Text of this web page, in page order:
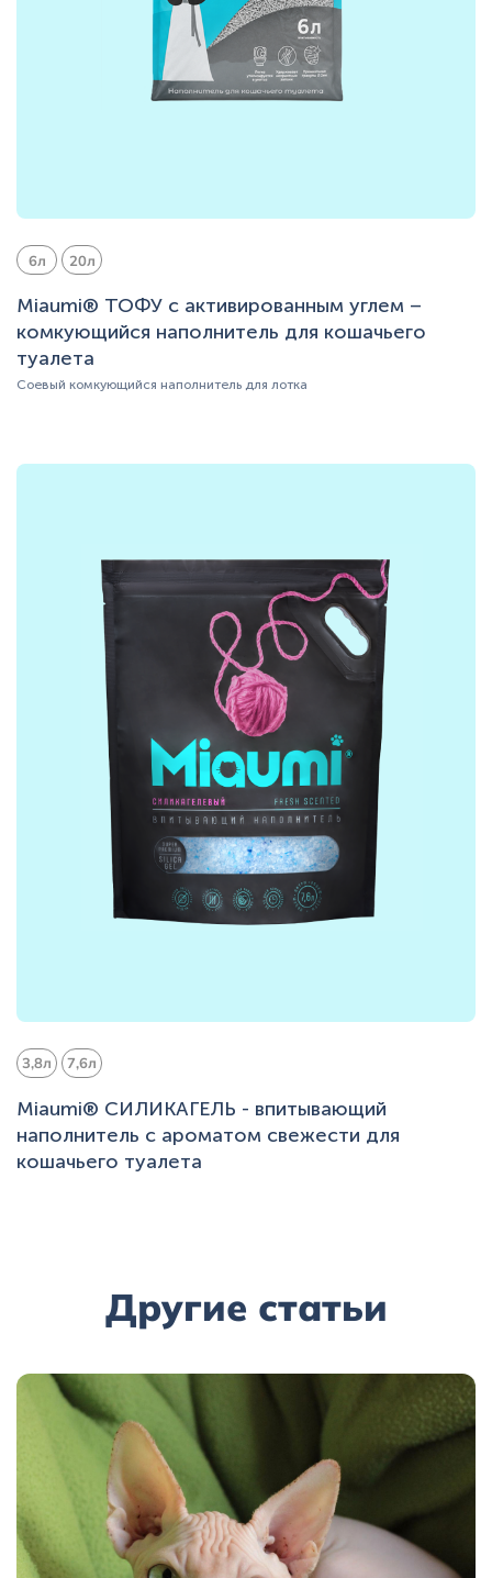
6л 20л
Miaumi® ТОФУ с активированным углем –
комкующийся наполнитель для кошачьего
туалета
Соевый комкующийся наполнитель для лотка
3,8л 7,6л
Miaumi® СИЛИКАГЕЛЬ - впитывающий
наполнитель с ароматом свежести для
кошачьего туалета
Другие статьи